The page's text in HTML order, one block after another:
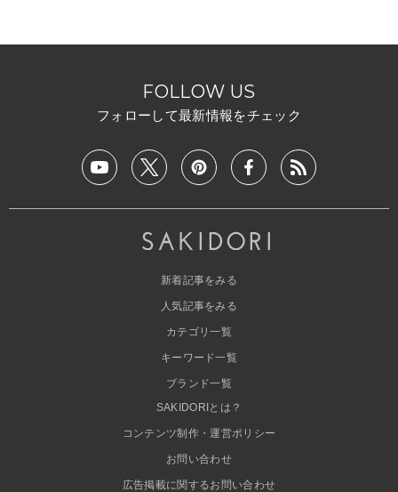
FOLLOW US
フォローして最新情報をチェック
新着記事をみる
人気記事をみる
カテゴリ一覧
キーワード一覧
ブランド一覧
SAKIDORIとは？
コンテンツ制作・運営ポリシー
お問い合わせ
広告掲載に関するお問い合わせ